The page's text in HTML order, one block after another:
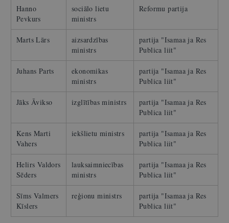
Hanno
Pevkurs
sociālo lietu
ministrs
Reformu partija
Marts Lārs
aizsardzības
ministrs
partija "Isamaa ja Res
Publica liit"
Juhans Parts
ekonomikas
ministrs
partija "Isamaa ja Res
Publica liit"
Jāks Āvikso izglītības ministrs
partija "Isamaa ja Res
Publica liit"
Kens Marti
Vahers
iekšlietu ministrs
partija "Isamaa ja Res
Publica liit"
Helirs Valdors
Sēders
lauksaimniecības
ministrs
partija "Isamaa ja Res
Publica liit"
Sīms Valmers
Kīslers
reģionu ministrs
partija "Isamaa ja Res
Publica liit"